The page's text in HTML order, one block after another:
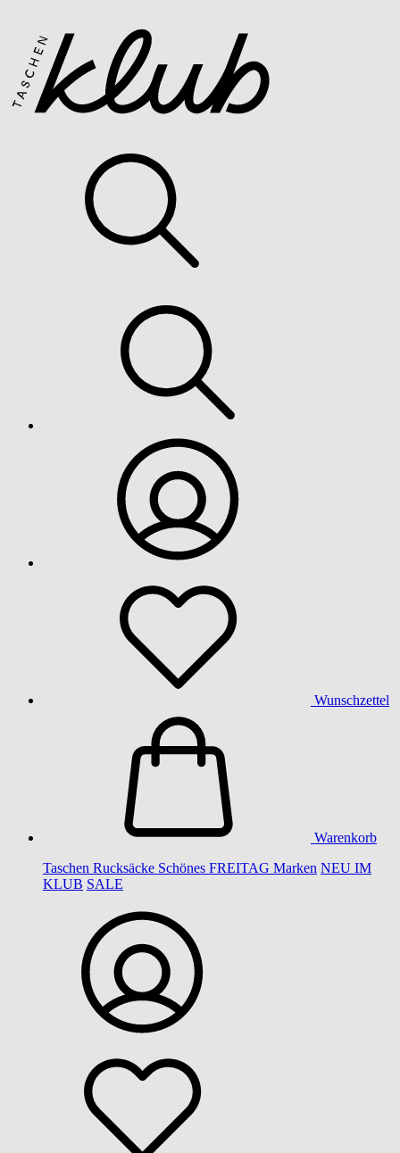
Wunschzettel
Warenkorb
Taschen Rucksäcke Schönes FREITAG Marken NEU IM
KLUB SALE